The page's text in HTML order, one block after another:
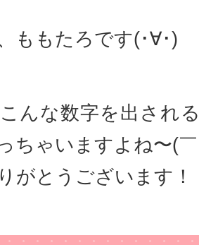
ももたろです(･∀･)
んな数字を出され
ちゃいますよね〜(
がとうございます！